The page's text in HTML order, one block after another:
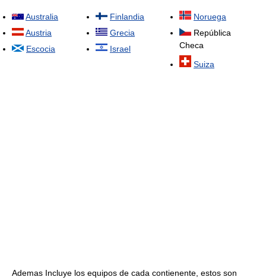
Australia
Austria
Escocia
Finlandia
Grecia
Israel
Noruega
República
Checa
Suiza
Ademas Incluye los equipos de cada contienente, estos son